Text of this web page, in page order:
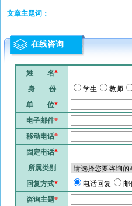
文章主题词：
在线咨询
姓 名*
身 份
学生 教师
单 位*
电子邮件*
移动电话*
固定电话*
所属类别
回复方式* 电话回复
邮
咨询主题*